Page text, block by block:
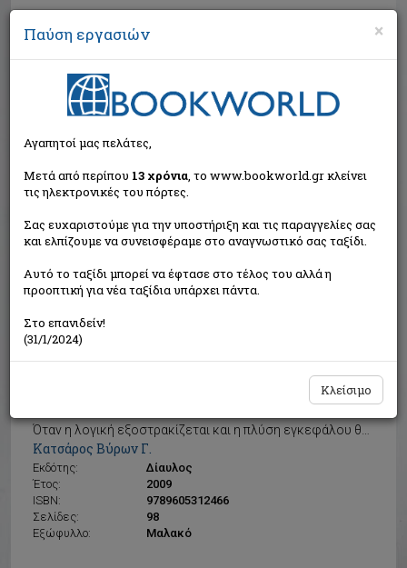
Αναζήτηση
Κατσάρος Βύρων Γ.
Εκδότης:
Δίαυλος
Έτος:
2009
ISBN:
9789605312466
Σελίδες:
98
Εξώφυλλο:
Μαλακό
Η τιμή μας:
Δεν υπάρχει δυνατότητα παραγγελίας
×
Παύση εργασιών
Αγαπητοί μας πελάτες,
Μετά από περίπου 13 χρόνια, το www.bookworld.gr κλείνει
τις ηλεκτρονικές του πόρτες.
Σας ευχαριστούμε για την υποστήριξη και τις παραγγελίες σας
και ελπίζουμε να συνεισφέραμε στο αναγνωστικό σας ταξίδι.
Αυτό το ταξίδι μπορεί να έφτασε στο τέλος του αλλά η
προοπτική για νέα ταξίδια υπάρχει πάντα.
Στο επανιδείν!
(31/1/2024)
Κλείσιμο